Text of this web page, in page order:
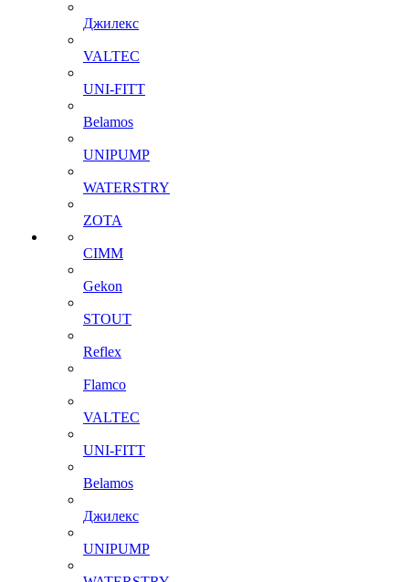
Джилекс
VALTEC
UNI-FITT
Belamos
UNIPUMP
WATERSTRY
ZOTA
CIMM
Gekon
STOUT
Reflex
Flamco
VALTEC
UNI-FITT
Belamos
Джилекс
UNIPUMP